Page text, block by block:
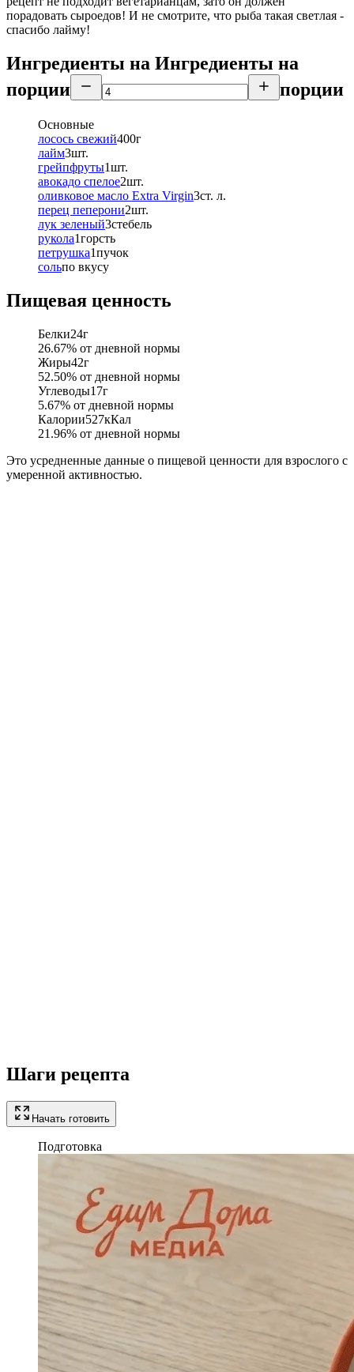
порадовать сыроедов! И не смотрите, что рыба такая светлая -
спасибо лайму!
Ингредиенты на Ингредиенты на
порции
порции
Основные
лосось свежий400г
лайм3шт.
грейпфруты1шт.
авокадо спелое2шт.
оливковое масло Extra Virgin3ст. л.
перец пеперони2шт.
лук зеленый3стебель
рукола1горсть
петрушка1пучок
сольпо вкусу
Пищевая ценность
Белки24г
26.67% от дневной нормы
Жиры42г
52.50% от дневной нормы
Углеводы17г
5.67% от дневной нормы
Калории527кКал
21.96% от дневной нормы
Это усредненные данные о пищевой ценности для взрослого с
умеренной активностью.
Шаги рецепта
Начать готовить
Подготовка